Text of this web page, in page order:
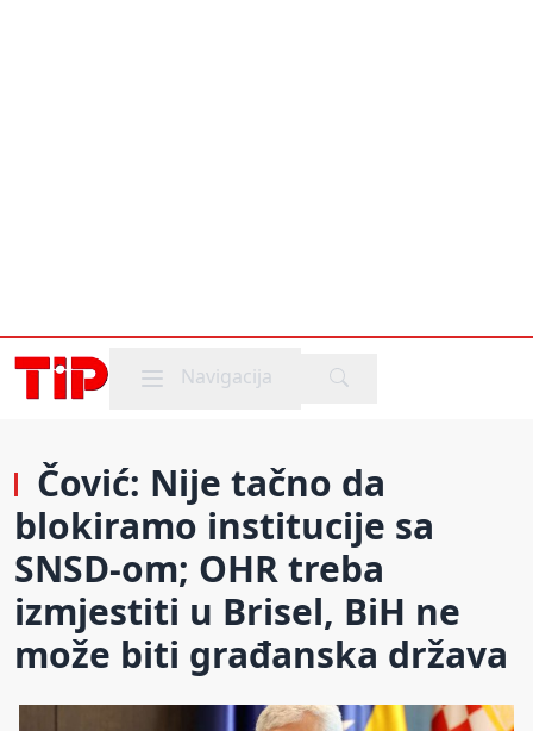
Mobile menu
Navigacija
Čović: Nije tačno da
blokiramo institucije sa
SNSD-om; OHR treba
izmjestiti u Brisel, BiH ne
može biti građanska država